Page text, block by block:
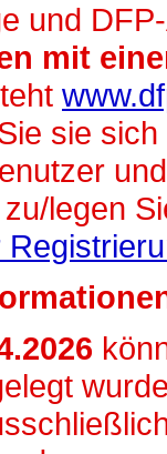
und
mit
sie
legen